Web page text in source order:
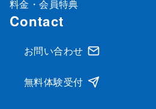
料金・会員特典
Contact
お問い合わせ
無料体験受付